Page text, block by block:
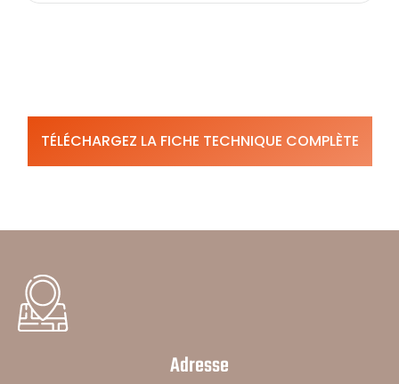
TÉLÉCHARGEZ LA FICHE TECHNIQUE COMPLÈTE
Adresse